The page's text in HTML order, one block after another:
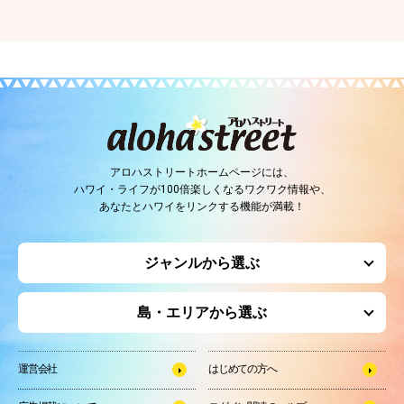
アロハストリートホームページには、
ハワイ・ライフが100倍楽しくなるワクワク情報や、
あなたとハワイをリンクする機能が満載！
ジャンルから選ぶ
島・エリアから選ぶ
運営会社 はじめての方へ